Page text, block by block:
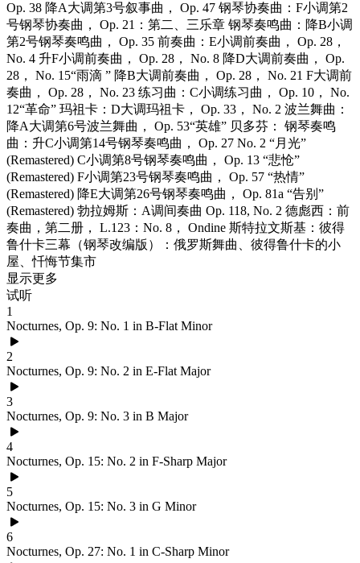
Op. 38 降A大调第3号叙事曲， Op. 47 钢琴协奏曲：F小调第2
号钢琴协奏曲， Op. 21：第二、三乐章 钢琴奏鸣曲：降B小调
第2号钢琴奏鸣曲， Op. 35 前奏曲：E小调前奏曲， Op. 28，
No. 4 升F小调前奏曲， Op. 28， No. 8 降D大调前奏曲， Op.
28， No. 15“雨滴 ” 降B大调前奏曲， Op. 28， No. 21 F大调前
奏曲， Op. 28， No. 23 练习曲：C小调练习曲， Op. 10， No.
12“革命” 玛祖卡：D大调玛祖卡， Op. 33， No. 2 波兰舞曲：
降A大调第6号波兰舞曲， Op. 53“英雄” 贝多芬： 钢琴奏鸣
曲：升C小调第14号钢琴奏鸣曲， Op. 27 No. 2 “月光”
(Remastered) C小调第8号钢琴奏鸣曲， Op. 13 “悲怆”
(Remastered) F小调第23号钢琴奏鸣曲， Op. 57 “热情”
(Remastered) 降E大调第26号钢琴奏鸣曲， Op. 81a “告别”
(Remastered) 勃拉姆斯：A调间奏曲 Op. 118, No. 2 德彪西：前
奏曲，第二册， L.123：No. 8， Ondine 斯特拉文斯基：彼得
鲁什卡三幕（钢琴改编版）：俄罗斯舞曲、彼得鲁什卡的小
屋、忏悔节集市
显示更多
试听
1
Nocturnes, Op. 9: No. 1 in B-Flat Minor
2
Nocturnes, Op. 9: No. 2 in E-Flat Major
3
Nocturnes, Op. 9: No. 3 in B Major
4
Nocturnes, Op. 15: No. 2 in F-Sharp Major
5
Nocturnes, Op. 15: No. 3 in G Minor
6
Nocturnes, Op. 27: No. 1 in C-Sharp Minor